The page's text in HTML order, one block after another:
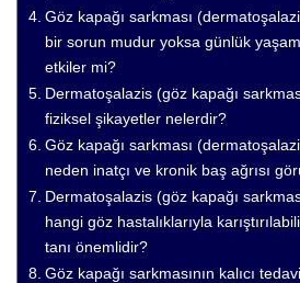
Göz kapağı sarkması
bir sorun mudur yoksa günlük
etkiler mi?
Dermatoşalazis (göz kapağı
fiziksel şikayetler nelerdir?
Göz kapağı sarkması
neden inatçı ve kronik baş ağrısı
Dermatoşalazis (göz kapağı
hangi göz hastalıklarıyla
tanı önemlidir?
Göz kapağı sarkmasının kalıcı